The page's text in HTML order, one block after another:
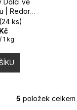
Dolci ve
| Redoro
(24 ks)
1 kg
O
5 položek celkem